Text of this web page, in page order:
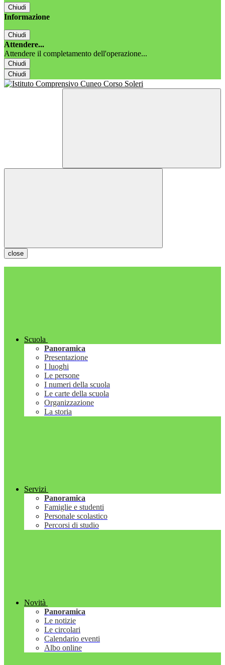
Chiudi
Informazione
Chiudi
Attendere...
Attendere il completamento dell'operazione...
Chiudi
Chiudi
close
Scuola
Panoramica
Presentazione
I luoghi
Le persone
I numeri della scuola
Le carte della scuola
Organizzazione
La storia
Servizi
Panoramica
Famiglie e studenti
Personale scolastico
Percorsi di studio
Novità
Panoramica
Le notizie
Le circolari
Calendario eventi
Albo online